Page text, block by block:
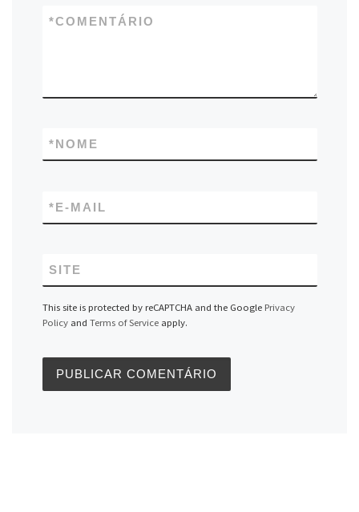
COMENTÁRIO
*
NOME
*
E-MAIL
*
SITE
This site is protected by reCAPTCHA and the Google Privacy
Policyand Terms of Serviceapply.